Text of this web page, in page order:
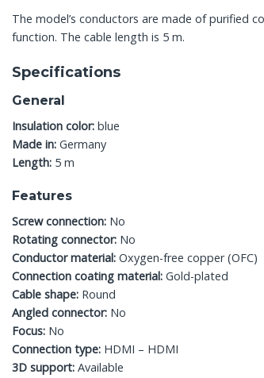
The model’s conductors are made of purified
function. The cable length is 5 m.
Specifications
General
Insulation color: blue
Made in: Germany
Length: 5 m
Features
Screw connection: No
Rotating connector: No
Conductor material: Oxygen-free copper (OFC)
Connection coating material: Gold-plated
Cable shape: Round
Angled connector: No
Focus: No
Connection type: HDMI – HDMI
3D support: Available